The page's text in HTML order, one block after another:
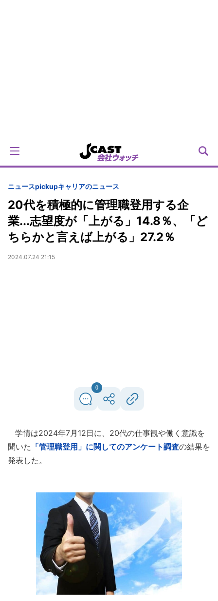
ニュースpickupキャリアのニュース
20代を積極的に管理職登用する企
業...志望度が「上がる」14.8％、「ど
ちらかと言えば上がる」27.2％
2024.07.24 21:15
0
学情は2024年7月12日に、20代の仕事観や働く意識を
聞いた 「管理職登用」に関してのアンケート調査の結果を
発表した。